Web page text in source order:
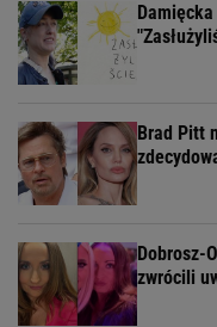
Brad Pitt
Dobrosz-
zwrócili